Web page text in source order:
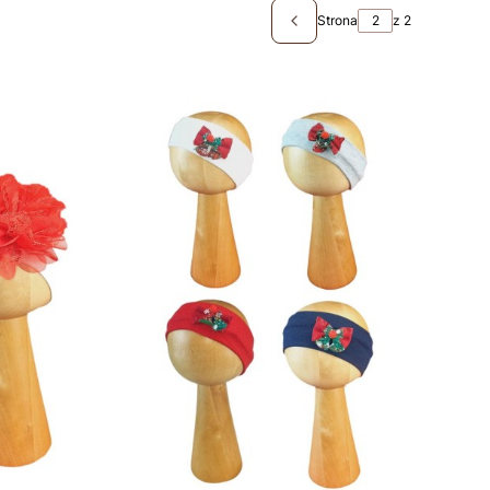
Poprzednie produkty
Strona z 2